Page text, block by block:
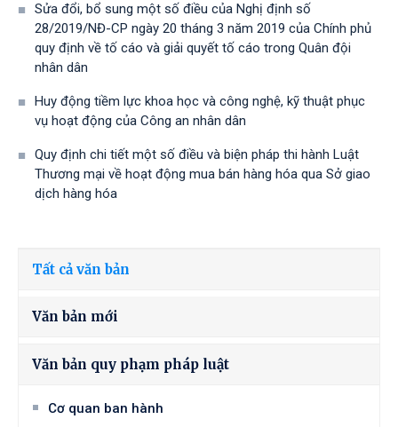
Sửa đổi, bổ sung một số điều của Nghị định số
28/2019/NĐ-CР ngày 20 tháng 3 năm 2019 của Chính phủ
quy định về tố cáo và giải quyết tố cáo trong Quân đội
nhân dân
Huy động tiềm lực khoa học và công nghệ, kỹ thuật phục
vụ hoạt động của Công an nhân dân
Quy định chi tiết một số điều và biện pháp thi hành Luật
Thương mại về hoạt động mua bán hàng hóa qua Sở giao
dịch hàng hóa
Tất cả văn bản
Văn bản mới
Văn bản quy phạm pháp luật
Cơ quan ban hành